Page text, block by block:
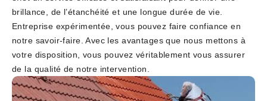
brillance, de l’étanchéité et une longue durée de vie.
Entreprise expérimentée, vous pouvez faire confiance en
notre savoir-faire. Avec les avantages que nous mettons à
votre disposition, vous pouvez véritablement vous assurer
de la qualité de notre intervention.